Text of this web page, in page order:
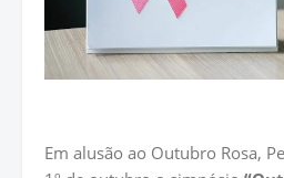
Em alusão ao Outubro Rosa,